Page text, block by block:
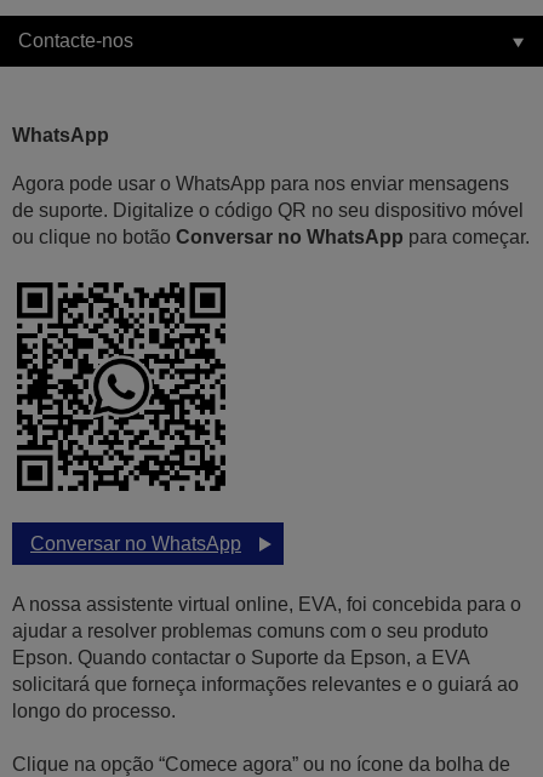
Contacte-nos
WhatsApp
Agora pode usar o WhatsApp para nos enviar mensagens
de suporte. Digitalize o código QR no seu dispositivo móvel
ou clique no botão Conversar no WhatsApp para começar.
Conversar no WhatsApp
A nossa assistente virtual online, EVA, foi concebida para o
ajudar a resolver problemas comuns com o seu produto
Epson. Quando contactar o Suporte da Epson, a EVA
solicitará que forneça informações relevantes e o guiará ao
longo do processo.
Clique na opção “Comece agora” ou no ícone da bolha de